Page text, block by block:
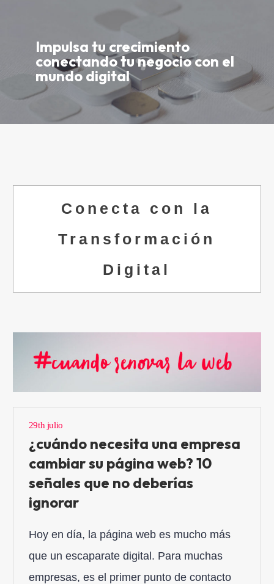
Impulsa tu crecimiento
conectando tu negocio con el
mundo digital
Conecta con la
Transformación
Digital
29th julio
¿cuándo necesita una empresa
cambiar su página web? 10
señales que no deberías
ignorar
Hoy en día, la página web es mucho más
que un escaparate digital. Para muchas
empresas, es el primer punto de contacto